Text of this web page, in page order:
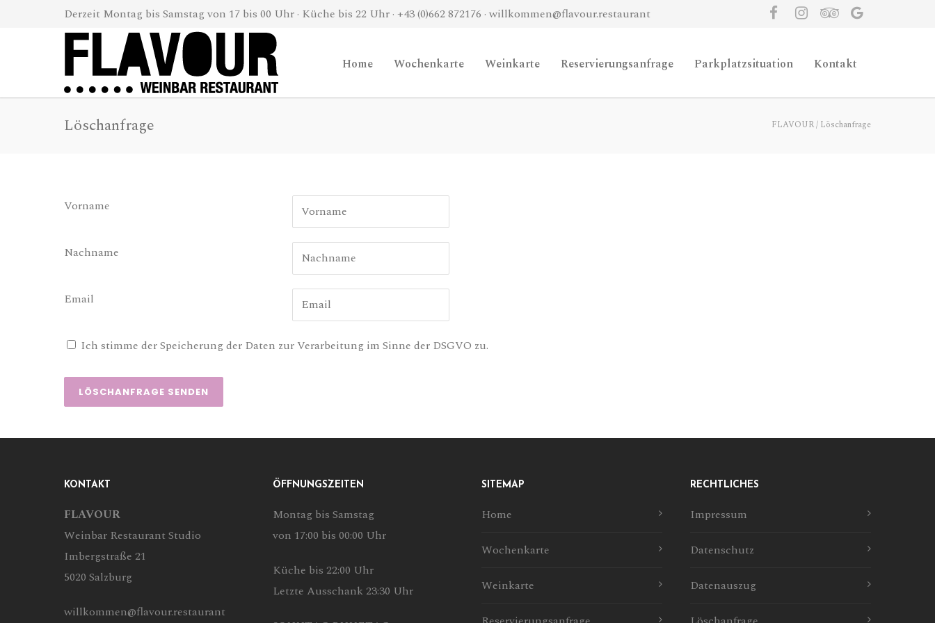
Derzeit Montag bis Samstag von 17 bis 00 Uhr · Küche bis 22 Uhr · +43 (0)662 872176 · willkommen@flavour.restaurant
Home Wochenkarte Weinkarte Reservierungsanfrage Parkplatzsituation Kontakt
Löschanfrage FLAVOUR/ Löschanfrage
Vorname
Nachname
Email
Ich stimme der Speicherung der Daten zur Verarbeitung im Sinne der DSGVO zu.
KONTAKT
FLAVOUR
Weinbar Restaurant Studio
Imbergstraße 21
5020 Salzburg
willkommen@flavour.restaurant
ÖFFNUNGSZEITEN
Montag bis Samstag
von 17:00 bis 00:00 Uhr
Küche bis 22:00 Uhr
Letzte Ausschank 23:30 Uhr
SITEMAP
Home
Wochenkarte
Weinkarte
RECHTLICHES
Impressum
Datenschutz
Datenauszug